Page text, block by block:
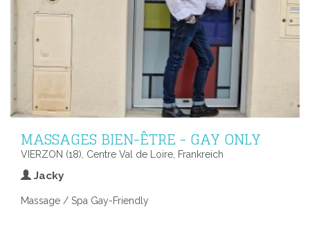
MASSAGES BIEN-ÊTRE - GAY ONLY
VIERZON (18), Centre Val de Loire, Frankreich
Jacky
Massage / Spa Gay-Friendly